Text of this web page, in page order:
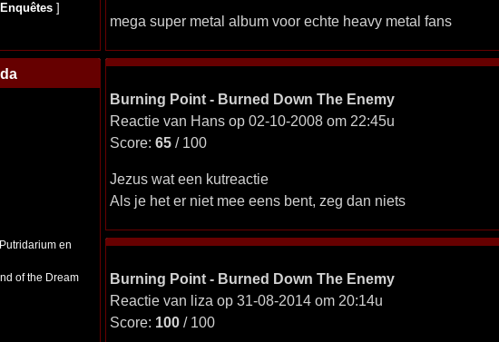
Enquêtes ]
en
of the Dream
mega super metal album voor echte heavy metal fans
Burning Point - Burned Down The Enemy
Reactie van Hans op 02-10-2008 om 22:45u
Score: 65/ 100
Jezus wat een kutreactie
Als je het er niet mee eens bent, zeg dan niets
Burning Point - Burned Down The Enemy
Reactie van liza op 31-08-2014 om 20:14u
Score: 100/ 100